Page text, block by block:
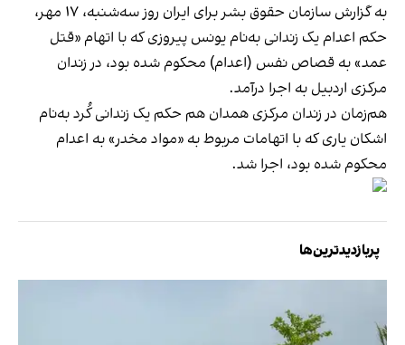
به گزارش سازمان حقوق بشر برای ایران روز سه‌شنبه، ۱۷ مهر،
حکم اعدام یک زندانی به‌نام یونس پیروزی که با اتهام «قتل
عمد» به قصاص نفس (اعدام) محکوم شده بود، در زندان
مرکزی اردبیل به اجرا درآمد.
هم‌زمان در زندان مرکزی همدان هم حکم یک زندانی کُرد به‌نام
اشکان یاری که با اتهامات مربوط به «مواد مخدر» به اعدام
محکوم شده بود، اجرا شد.
پربازدیدترین‌ها